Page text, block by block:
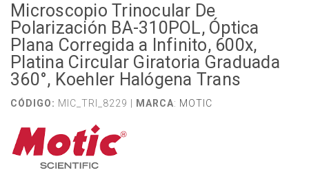
Microscopio Trinocular De
Polarización BA-310POL, Óptica
Plana Corregida a Infinito, 600x,
Platina Circular Giratoria Graduada
360°, Koehler Halógena Trans
CÓDIGO: MIC_TRI_8229 | MARCA: MOTIC